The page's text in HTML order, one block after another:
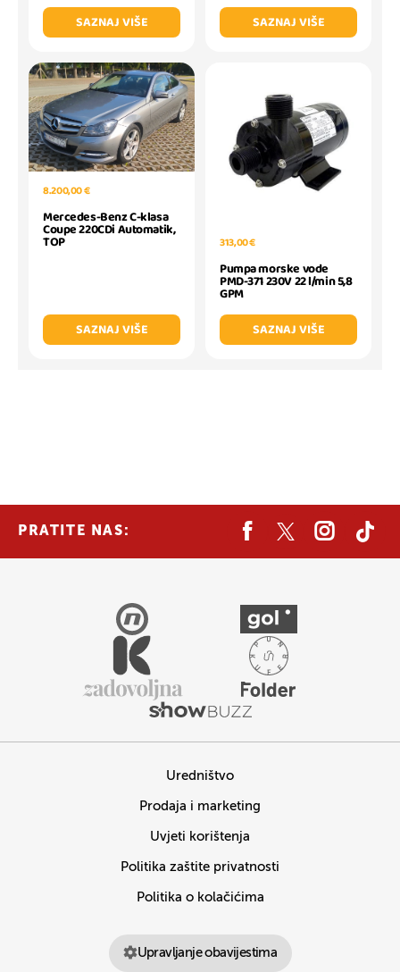
SAZNAJ VIŠE
SAZNAJ VIŠE
8.200,00 €
Mercedes-Benz C-klasa
Coupe 220CDi Automatik,
TOP
SAZNAJ VIŠE
313,00 €
Pumpa morske vode
PMD-371 230V 22 l/min 5,8
GPM
SAZNAJ VIŠE
PRATITE NAS:
Uredništvo
Prodaja i marketing
Uvjeti korištenja
Politika zaštite privatnosti
Politika o kolačićima
Upravljanje obavijestima